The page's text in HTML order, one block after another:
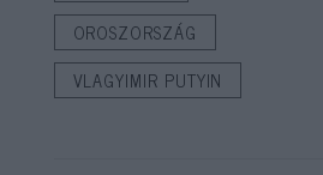
OROSZORSZÁG
VLAGYIMIR PUTYIN